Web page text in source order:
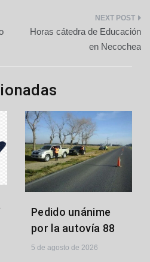
Horas cátedra de Educación
en Necochea
Pedido unánime
por la autovía 88
5 de agosto de 2026